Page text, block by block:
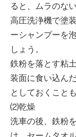
ると、ムラのな
高圧洗浄機で塗
ーシャンプーを
しょう。
鉄粉を落とす粘
装面に食い込ん
としておくこと
⑵乾燥
洗車の後、鉄粉